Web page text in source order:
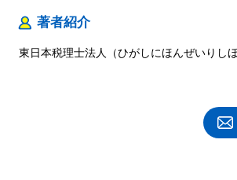
著者紹介
東日本税理士法人（ひがしにほんぜいりしほ